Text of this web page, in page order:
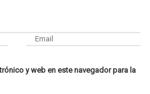
y web en este navegador para la